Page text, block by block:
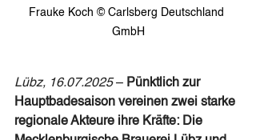
Frauke Koch © Carlsberg Deutschland
GmbH
Lübz, 16.07.2025 – Pünktlich zur
Hauptbadesaison vereinen zwei starke
regionale Akteure ihre Kräfte: Die